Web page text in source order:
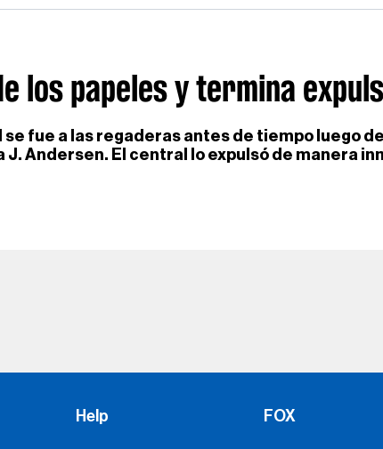
los papeles y termina
fue a las regaderas antes de tiempo luego de
Andersen. El central lo expulsó de manera
Help FOX